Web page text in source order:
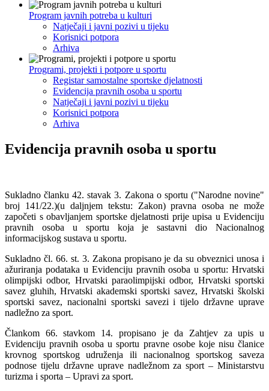
Program javnih potreba u kulturi
Natječaji i javni pozivi u tijeku
Korisnici potpora
Arhiva
Programi, projekti i potpore u sportu
Registar samostalne sportske djelatnosti
Evidencija pravnih osoba u sportu
Natječaji i javni pozivi u tijeku
Korisnici potpora
Arhiva
Evidencija pravnih osoba u sportu
Sukladno članku 42. stavak 3. Zakona o sportu ("Narodne novine"
broj 141/22.)(u daljnjem tekstu: Zakon) pravna osoba ne može
započeti s obavljanjem sportske djelatnosti prije upisa u Evidenciju
pravnih osoba u sportu koja je sastavni dio Nacionalnog
informacijskog sustava u sportu.
Sukladno čl. 66. st. 3. Zakona propisano je da su obveznici unosa i
ažuriranja podataka u Evidenciju pravnih osoba u sportu: Hrvatski
olimpijski odbor, Hrvatski paraolimpijski odbor, Hrvatski sportski
savez gluhih, Hrvatski akademski sportski savez, Hrvatski školski
sportski savez, nacionalni sportski savezi i tijelo državne uprave
nadležno za sport.
Člankom 66. stavkom 14. propisano je da Zahtjev za upis u
Evidenciju pravnih osoba u sportu pravne osobe koje nisu članice
krovnog sportskog udruženja ili nacionalnog sportskog saveza
podnose tijelu državne uprave nadležnom za sport – Ministarstvu
turizma i sporta – Upravi za sport.